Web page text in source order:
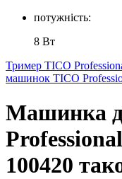
потужність:
8 Вт
Тример TICO
машинок TICO
Машинка
100420